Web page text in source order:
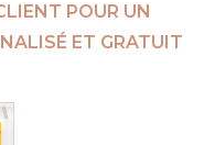
POUR UN
ET GRATUIT